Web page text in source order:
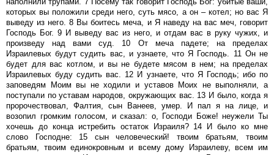
которых вы положили среди него, суть мясо, а он – котел; но вас Я
выведу из него. 8 Вы боитесь меча, и Я наведу на вас меч, говорит
Господь Бог. 9 И выведу вас из него, и отдам вас в руку чужих, и
произведу над вами суд. 10 От меча падете; на пределах
Израилевых будут судить вас, и узнаете, что Я Господь. 11 Он не
будет для вас котлом, и вы не будете мясом в нем; на пределах
Израилевых буду судить вас. 12 И узнаете, что Я Господь; ибо по
заповедям Моим вы не ходили и уставов Моих не выполняли, а
поступали по уставам народов, окружающих вас. 13 И было, когда я
пророчествовал, Фалтия, сын Ванеев, умер. И пал я на лице, и
возопил громким голосом, и сказал: о, Господи Боже! неужели Ты
хочешь до конца истребить остаток Израиля? 14 И было ко мне
слово Господне: 15 сын человеческий! твоим братьям, твоим
братьям, твоим единокровным и всему дому Израилеву, всем им